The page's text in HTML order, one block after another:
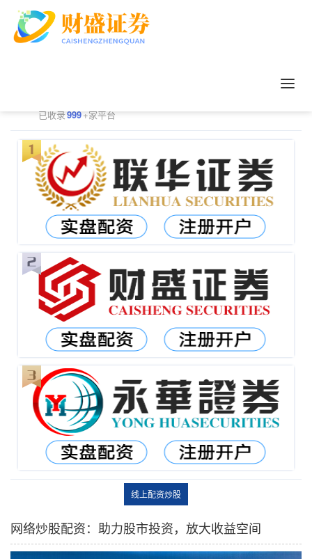
已收录999+家平台
线上配资炒股
网络炒股配资：助力股市投资，放大收益空间